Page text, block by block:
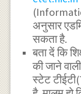
अनुसार
सकता है.
बता दें कि
की जाने
स्टेट